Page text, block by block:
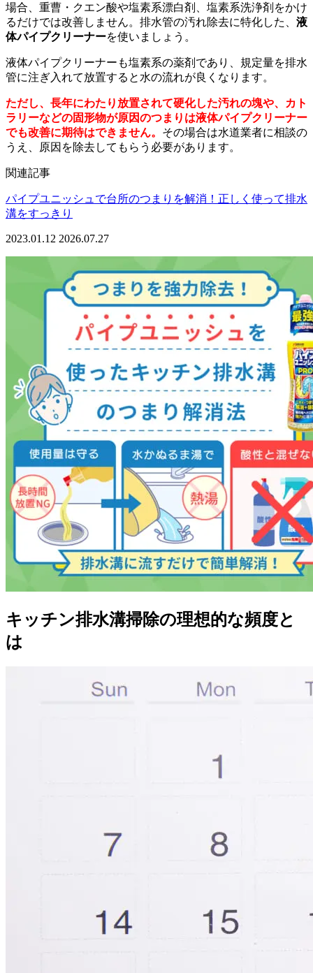
場合、重曹・クエン酸や塩素系漂白剤、塩素系洗浄剤をかけ
るだけでは改善しません。排水管の汚れ除去に特化した、 液
体パイプクリーナーを使いましょう。
液体パイプクリーナーも塩素系の薬剤であり、規定量を排水
管に注ぎ入れて放置すると水の流れが良くなります。
ただし、長年にわたり放置されて硬化した汚れの塊や、カト
ラリーなどの固形物が原因のつまりは液体パイプクリーナー
でも改善に期待はできません。 その場合は水道業者に相談の
うえ、原因を除去してもらう必要があります。
関連記事
パイプユニッシュで台所のつまりを解消！正しく使って排水
溝をすっきり
2023.01.12 2026.07.27
キッチン排水溝掃除の理想的な頻度と
は